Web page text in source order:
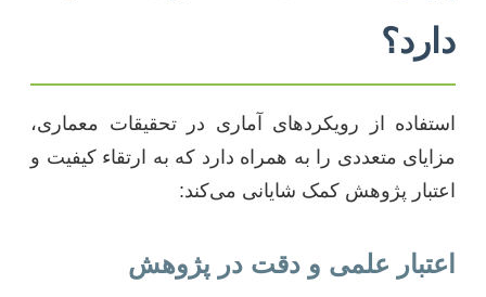
دارد؟
استفاده از رویکردهای آماری در تحقیقات معماری،
مزایای متعددی را به همراه دارد که به ارتقاء کیفیت و
اعتبار پژوهش کمک شایانی می‌کند:
اعتبار علمی و دقت در پژوهش